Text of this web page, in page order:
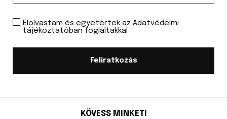
Elolvastam és egyetértek az Adatvédelmi
tájékoztatóban foglaltakkal
Feliratkozás
KÖVESS MINKET!